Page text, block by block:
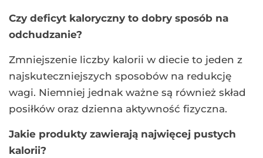
Czy deficyt kaloryczny to dobry sposób na
odchudzanie?
Zmniejszenie liczby kalorii w diecie to jeden z
najskuteczniejszych sposobów na redukcję
wagi. Niemniej jednak ważne są również skład
posiłków oraz dzienna aktywność fizyczna.
Jakie produkty zawierają najwięcej pustych
kalorii?